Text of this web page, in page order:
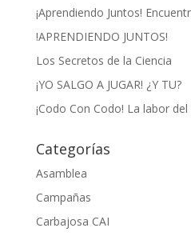
¡Aprendiendo Juntos!
!APRENDIENDO JUNTOS!
Los Secretos de la Ciencia
¡YO SALGO A JUGAR! ¿Y TU?
¡Codo Con Codo! La labor
Categorías
Asamblea
Campañas
Carbajosa CAI